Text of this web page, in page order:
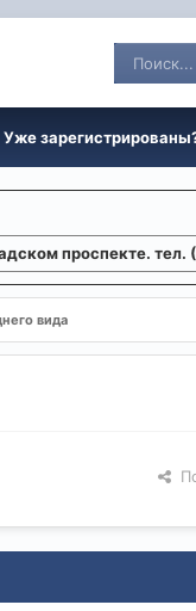
Уже
проспекте.
вида